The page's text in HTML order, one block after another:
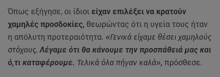
Όπως εξήγησε, οι ίδιοι είχαν επιλέξει να κρατούν
χαμηλές προσδοκίες, θεωρώντας ότι η υγεία τους ήταν
η απόλυτη προτεραιότητα. «Γενικά είχαμε θέσει χαμηλούς
στόχους. Λέγαμε ότι θα κάνουμε την προσπάθειά μας και
ό,τι καταφέρουμε. Τελικά όλα πήγαν καλά», πρόσθεσε.